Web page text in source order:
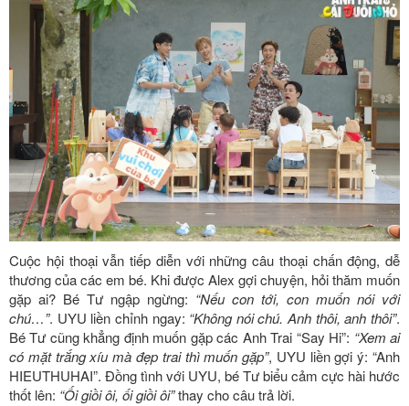
Cuộc hội thoại vẫn tiếp diễn với những câu thoại chấn động, dễ
thương của các em bé. Khi được Alex gợi chuyện, hỏi thăm muốn
gặp ai? Bé Tư ngập ngừng: “Nếu con tới, con muốn nói với
chú…”. UYU liền chỉnh ngay: “Không nói chú. Anh thôi, anh thôi”.
Bé Tư cũng khẳng định muốn gặp các Anh Trai “Say Hi”: “Xem ai
có mặt trắng xíu mà đẹp trai thì muốn gặp”, UYU liền gợi ý: “Anh
HIEUTHUHAI”. Đồng tình với UYU, bé Tư biểu cảm cực hài hước
thốt lên: “Ối giồi ôi, ối giồi ôi”thay cho câu trả lời.